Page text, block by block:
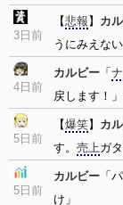
3日前
【悲報 】 カ
うにみえな
4日前
カルビー 「
戻します！
5日前
【爆笑】 カ
す。 売上ガ
5日前
カルビー 「
け」